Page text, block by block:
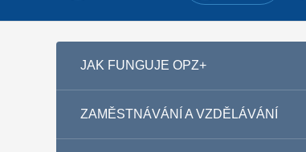
JAK FUNGUJE OPZ+
ZAMĚSTNÁVÁNÍ A VZDĚLÁVÁNÍ